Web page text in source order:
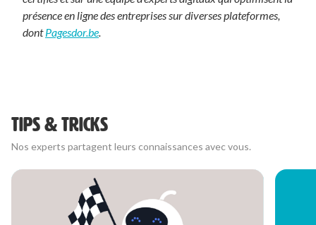
présence en ligne des entreprises sur diverses plateformes,
dontPagesdor.be.
TIPS & TRICKS
Nos experts partagent leurs connaissances avec vous.